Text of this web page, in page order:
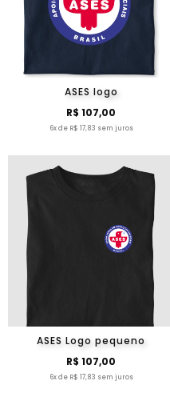
ASES logo
R$ 107,00
6x de R$ 17,83 sem juros
ASES Logo pequeno
R$ 107,00
6x de R$ 17,83 sem juros